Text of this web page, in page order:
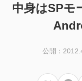
中身はSPモ
公開：